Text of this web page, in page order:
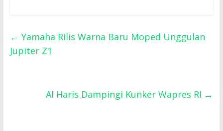
← Yamaha Rilis Warna Baru Moped Unggulan
Jupiter Z1
Al Haris Dampingi Kunker Wapres RI →